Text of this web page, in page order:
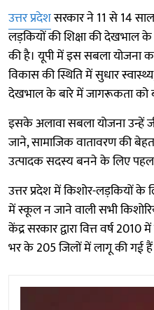
उत्तर प्रदेशसरकार ने 11 से 14
लड़कियों की शिक्षा की देखभाल
की है। यूपी में इस सबला योजना
विकास की स्थिति में सुधार
देखभाल के बारे में जागरूकता को
इसके अलावा सबला योजना
जाने, सामाजिक वातावरण की
उत्पादक सदस्य बनने के लिए
उत्तर प्रदेश में किशोर-लड़कियों
में स्कूल न जाने वाली सभी
केंद्र सरकार द्वारा वित्त वर्ष
भर के 205 जिलों में लागू की गई